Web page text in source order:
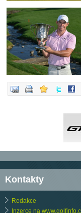
Kontakty
Redakce
Inzerce na